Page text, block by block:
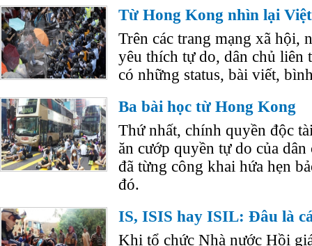
Từ Hong Kong nhìn lại
Trên các trang mạng xã hội,
yêu thích tự do, dân chủ liên
có những status, bài viết,
Ba bài học từ Hong Kong
Thứ nhất, chính quyền độc
ăn cướp quyền tự do của
đã từng công khai hứa hẹn
đó.
IS, ISIS hay ISIL: Đâu là
Khi tổ chức Nhà nước Hồi